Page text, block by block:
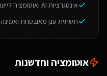
אינטגרציות AI ואוטומציה לייעול תהליכים
תשתית ענן מאובטחת ואמינה
אוטומציה וחדשנות